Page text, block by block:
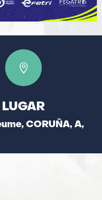

LUGAR
CORUÑA, A,